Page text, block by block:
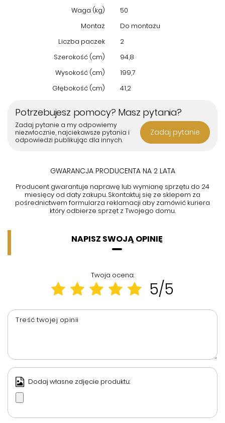
Waga (kg)
50
Montaż
Do montażu
Liczba paczek
2
Szerokość (cm)
94,8
Wysokość (cm)
199,7
Głębokość (cm)
41,2
Potrzebujesz pomocy? Masz pytania?
Zadaj pytanie a my odpowiemy
niezwłocznie, najciekawsze pytania i
odpowiedzi publikując dla innych.
Zadaj pytanie
GWARANCJA PRODUCENTA NA 2 LATA
Producent gwarantuje naprawę lub wymianę sprzętu do 24
miesięcy od daty zakupu. Skontaktuj się ze sklepem za
pośrednictwem formularza reklamacji aby zamówić kuriera
który odbierze sprzęt z Twojego domu.
NAPISZ SWOJĄ OPINIĘ
Twoja ocena:
5/5
Treść twojej opinii
Dodaj własne zdjęcie produktu: